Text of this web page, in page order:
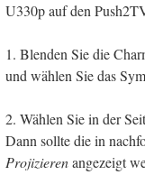
U330p auf den
1. Blenden Sie die
und wählen Sie das
2. Wählen Sie in der
Dann sollte die in
Projizierenangezeigt